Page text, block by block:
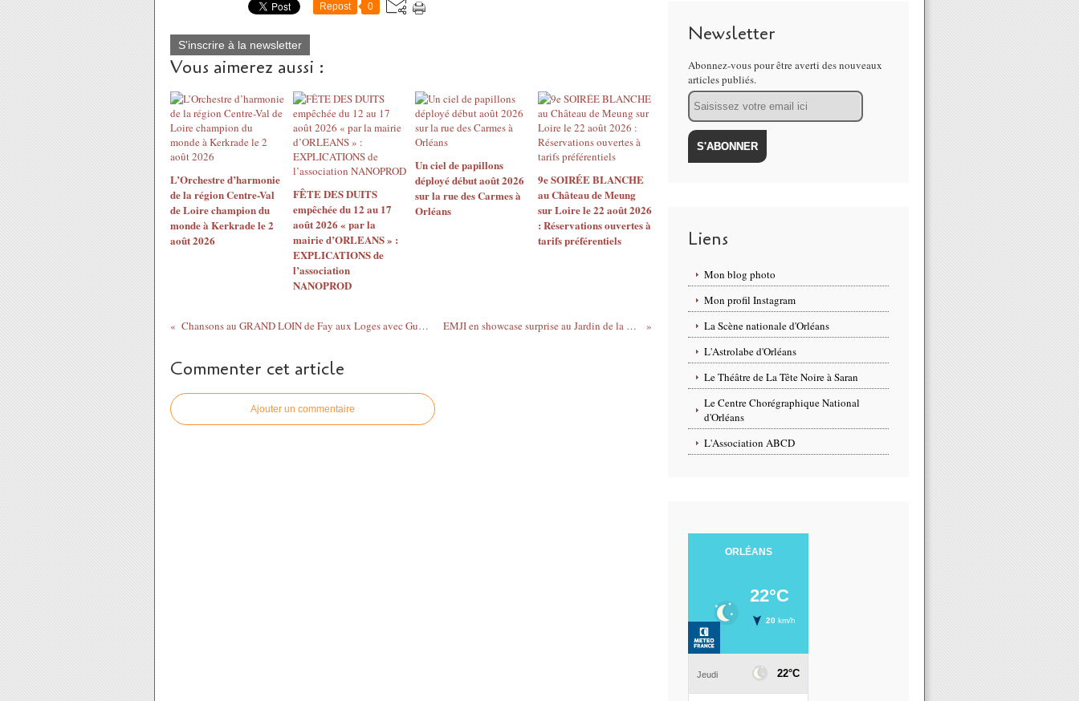
Repost 0
S'inscrire à la newsletter
Vous aimerez aussi :
L’Orchestre d’harmonie
de la région Centre-Val
de Loire champion du
monde à Kerkrade le 2
août 2026
FÊTE DES DUITS
empêchée du 12 au 17
août 2026 « par la
mairie d’ORLEANS » :
EXPLICATIONS de
l’association
NANOPROD
Un ciel de papillons
déployé début août 2026
sur la rue des Carmes à
Orléans
9e SOIRÉE BLANCHE
au Château de Meung
sur Loire le 22 août 2026
: Réservations ouvertes à
tarifs préférentiels
Chansons au GRAND LOIN de Fay aux Loges avec Guy COURALET et LE P'TIT CREME le 22 septembre 2019 EMJI en showcase surprise au Jardin de la Charpenterie d’ Orléans le samedi 14/09 à 16h
Commenter cet article
Ajouter un commentaire
Newsletter
Abonnez-vous pour être averti des nouveaux
articles publiés.
Email
Liens
Mon blog photo
Mon profil Instagram
La Scène nationale d'Orléans
L'Astrolabe d'Orléans
Le Théâtre de La Tête Noire à Saran
Le Centre Chorégraphique National
d'Orléans
L'Association ABCD